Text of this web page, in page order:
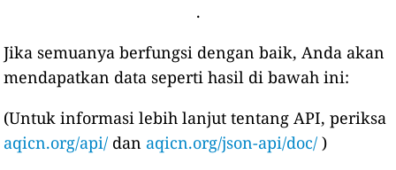
.
Jika semuanya berfungsi dengan baik, Anda akan
mendapatkan data seperti hasil di bawah ini:
(Untuk informasi lebih lanjut tentang API, periksa
aqicn.org/api/ dan aqicn.org/json-api/doc/ )